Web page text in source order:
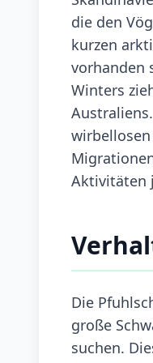
die den
kurzen
vorhanden
Winters
Aktivitäten
Die
große
suchen.